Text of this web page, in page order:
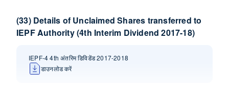
(33) Details of Unclaimed Shares transferred to
IEPF Authority (4th Interim Dividend 2017-18)
IEPF-4 4th अंतरिम डिविडेंड 2017-2018
डाउनलोड करें